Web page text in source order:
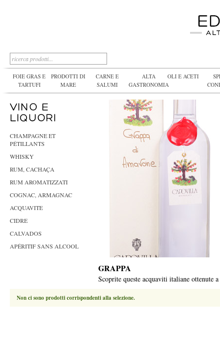
FOIE GRAS E
TARTUFI
PRODOTTI DI
MARE
CARNE E
SALUMI
ALTA
GASTRONOMIA
OLI E ACETI
CHAMPAGNE ET
PÉTILLANTS
WHISKY
RUM, CACHAÇA
RUM AROMATIZZATI
COGNAC, ARMAGNAC
ACQUAVITE
CIDRE
CALVADOS
APÉRITIF SANS ALCOOL
GRAPPA
Scoprite queste acquaviti italiane ottenute
Non ci sono prodotti corrispondenti alla selezione.